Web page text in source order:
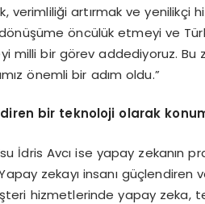
verimliliği artırmak ve yenilikçi
öncülük etmeyi ve
milli bir görev addediyoruz. Bu
önemli bir adım oldu.”
bir teknoloji olarak
İdris Avcı ise yapay zekanın
zekayı insanı
hizmetlerinde yapay zeka,